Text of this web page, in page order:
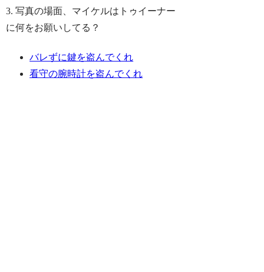
3. 写真の場面、マイケルはトゥイーナー
に何をお願いしてる？
バレずに鍵を盗んでくれ
看守の腕時計を盗んでくれ